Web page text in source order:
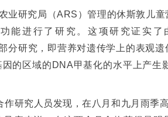
业研究局（ARS ）管理的休斯敦儿
能进行了研究。 这项研究证实了
分研究，即营养对遗传学上的表观遗
的区域的 DNA甲基化的水平上产生
作研究人员发现，在八月和九月雨季